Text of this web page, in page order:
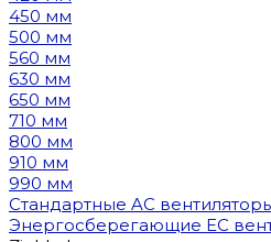
450 мм
500 мм
560 мм
630 мм
650 мм
710 мм
800 мм
910 мм
990 мм
Стандартные AC
Энергосберегающие EC